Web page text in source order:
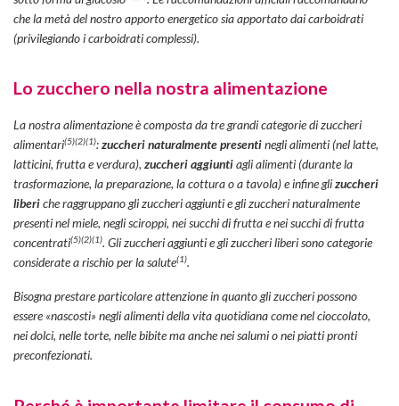
che la metà del nostro apporto energetico sia apportato dai carboidrati
(privilegiando i carboidrati complessi).
Lo zucchero nella nostra alimentazione
La nostra alimentazione è composta da tre grandi categorie di zuccheri
alimentari(5)(2)(1):zuccheri naturalmente presentinegli alimenti (nel latte,
latticini, frutta e verdura), zuccheri aggiuntiagli alimenti (durante la
trasformazione, la preparazione, la cottura o a tavola) e infine glizuccheri
liberiche raggruppano gli zuccheri aggiunti e gli zuccheri naturalmente
presenti nel miele, negli sciroppi, nei succhi di frutta e nei succhi di frutta
concentrati(5)(2)(1). Gli zuccheri aggiunti e gli zuccheri liberi sono categorie
considerate a rischio per la salute(1).
Bisogna prestare particolare attenzione in quanto gli zuccheri possono
essere «nascosti» negli alimenti della vita quotidiana come nel cioccolato,
nei dolci, nelle torte, nelle bibite ma anche nei salumi o nei piatti pronti
preconfezionati.